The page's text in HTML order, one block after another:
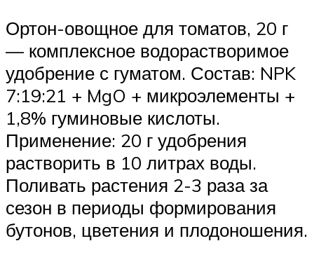
Ортон-овощное для томатов, 20 г
— комплексное водорастворимое
удобрение с гуматом. Состав: NPK
7:19:21 + MgO + микроэлементы +
1,8% гуминовые кислоты.
Применение: 20 г удобрения
растворить в 10 литрах воды.
Поливать растения 2-3 раза за
сезон в периоды формирования
бутонов, цветения и плодоношения.